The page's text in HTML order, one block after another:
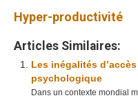
Hyper-productivité
Articles Similaires:
Les inégalités
psychologique
Dans un contexte mondial